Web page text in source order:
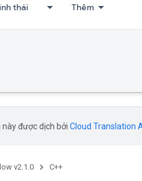
thái Thêm
này được dịch bởi Cloud Translation
v2.1.0 C++